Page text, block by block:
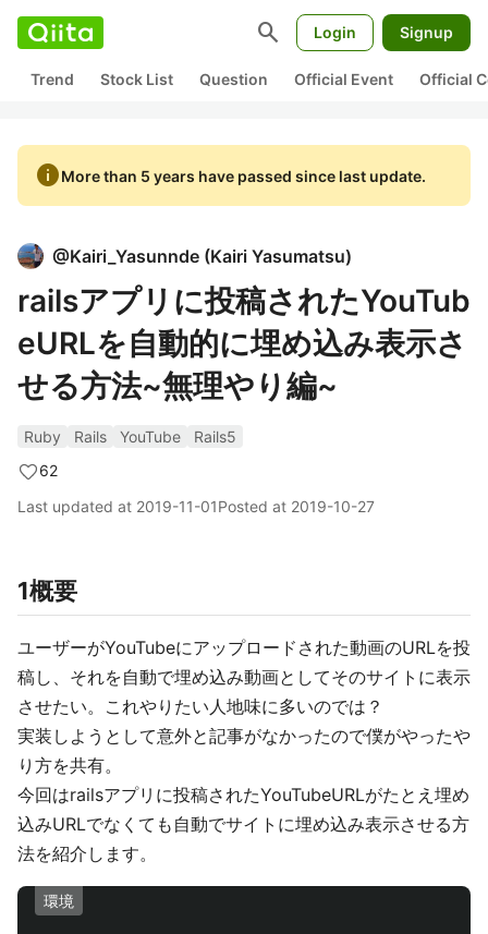
search Login Signup
Trend Stock List Question Official Event Official
infoMore than 5 years have passed since last update.
@Kairi_Yasunnde (Kairi Yasumatsu)
railsアプリに投稿されたYouTub
eURLを自動的に埋め込み表示さ
せる方法~無理やり編~
Ruby Rails YouTube
Rails5
62
Last updated at 2019-11-01Posted at 2019-10-27
1概要
ユーザーがYouTubeにアップロードされた動画のURLを投
稿し、それを自動で埋め込み動画としてそのサイトに表示
させたい。これやりたい人地味に多いのでは？
実装しようとして意外と記事がなかったので僕がやったや
り方を共有。
今回はrailsアプリに投稿されたYouTubeURLがたとえ埋め
込みURLでなくても自動でサイトに埋め込み表示させる方
法を紹介します。
環境